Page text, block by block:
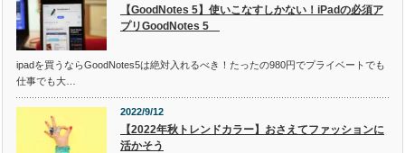
【GoodNotes 5】使いこなすしかない！iPadの必須ア
プリGoodNotes 5
ipadを買うならGoodNotes5は絶対入れるべき！たったの980円でプライベートでも
仕事でも大…
2022/9/12
【2022年秋トレンドカラー】おさえてファッションに
活かそう